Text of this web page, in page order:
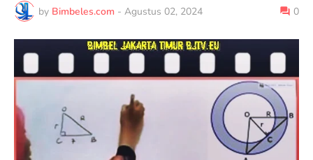
by Bimbeles.com - Agustus 02, 2024 0